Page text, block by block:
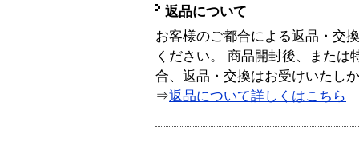
返品について
お客様のご都合による返品・交
ください。 商品開封後、または
合、返品・交換はお受けいたし
⇒返品について詳しくはこちら